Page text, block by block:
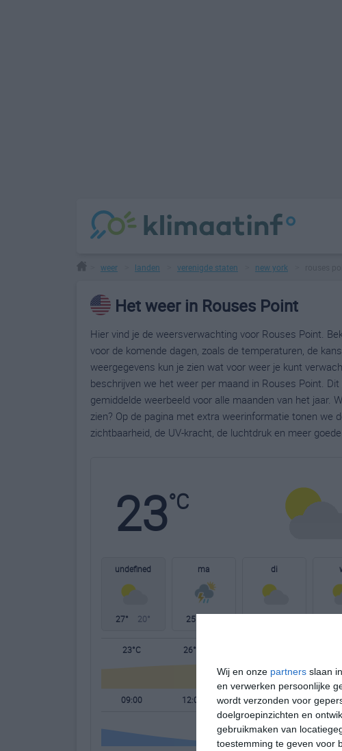
Wij en onze partners slaan
en verwerken persoonlijke
wordt verzonden voor
doelgroepinzichten en
gebruikmaken van
toestemming te geven voor
weer landen verenigde staten new york
Het weer in Rouses Point
Hier vind je de weersverwachting voor Rouses Point.
voor de komende dagen, zoals de temperaturen, de
weergegevens kun je zien wat voor weer je kunt
beschrijven we het weer per maand in Rouses Point.
gemiddelde weerbeeld voor alle maanden van het jaar.
zien? Op de pagina met extra weerinformatie tonen we
zichtbaarheid, de UV-kracht, de luchtdruk en meer
23°C
undefined
27° 20°
ma
25°
di
23°C 26°C
09:00 12:00 15:00 18:00